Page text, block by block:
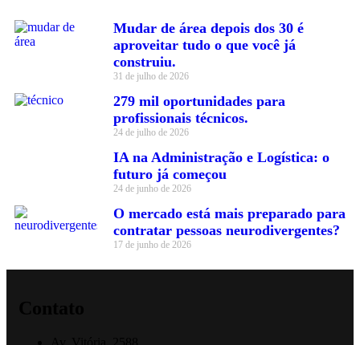
Mudar de área depois dos 30 é
aproveitar tudo o que você já
construiu.
31 de julho de 2026
279 mil oportunidades para
profissionais técnicos.
24 de julho de 2026
IA na Administração e Logística: o
futuro já começou
24 de junho de 2026
O mercado está mais preparado para
contratar pessoas neurodivergentes?
17 de junho de 2026